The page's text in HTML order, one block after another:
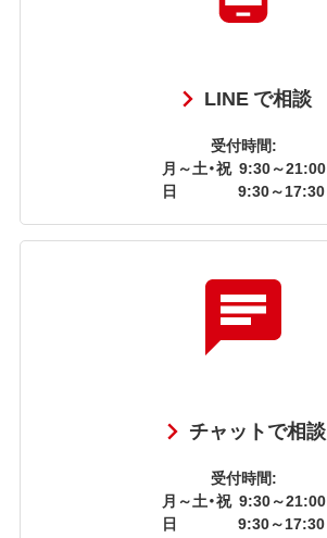
LINE で相談
受付時間:
月～土・祝 9:30～21:00
日
9:30～17:30
チャットで相談
受付時間:
月～土・祝 9:30～21:00
日
9:30～17:30